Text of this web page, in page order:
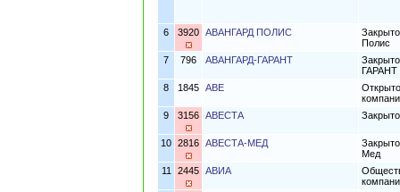
6 3920 АВАНГАРД ПОЛИС
Полис
7
796 АВАНГАРД-ГАРАНТ
ГАРАНТ
8
1845 АВЕ
9
3156 АВЕСТА
10 2816 АВЕСТА-МЕД
Мед
11
2445 АВИА